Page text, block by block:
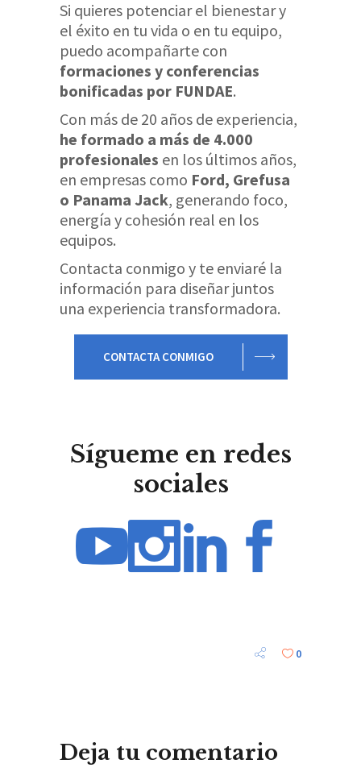
Si quieres potenciar el bienestar y
el éxito en tu vida o en tu equipo,
puedo acompañarte con
formaciones y conferencias
bonificadas por FUNDAE.
Con más de 20 años de experiencia,
he formado a más de 4.000
profesionales en los últimos años,
en empresas como Ford, Grefusa
o Panama Jack, generando foco,
energía y cohesión real en los
equipos.
Contacta conmigo y te enviaré la
información para diseñar juntos
una experiencia transformadora.
CONTACTA CONMIGO
Sígueme en redes
sociales
0
Deja tu comentario